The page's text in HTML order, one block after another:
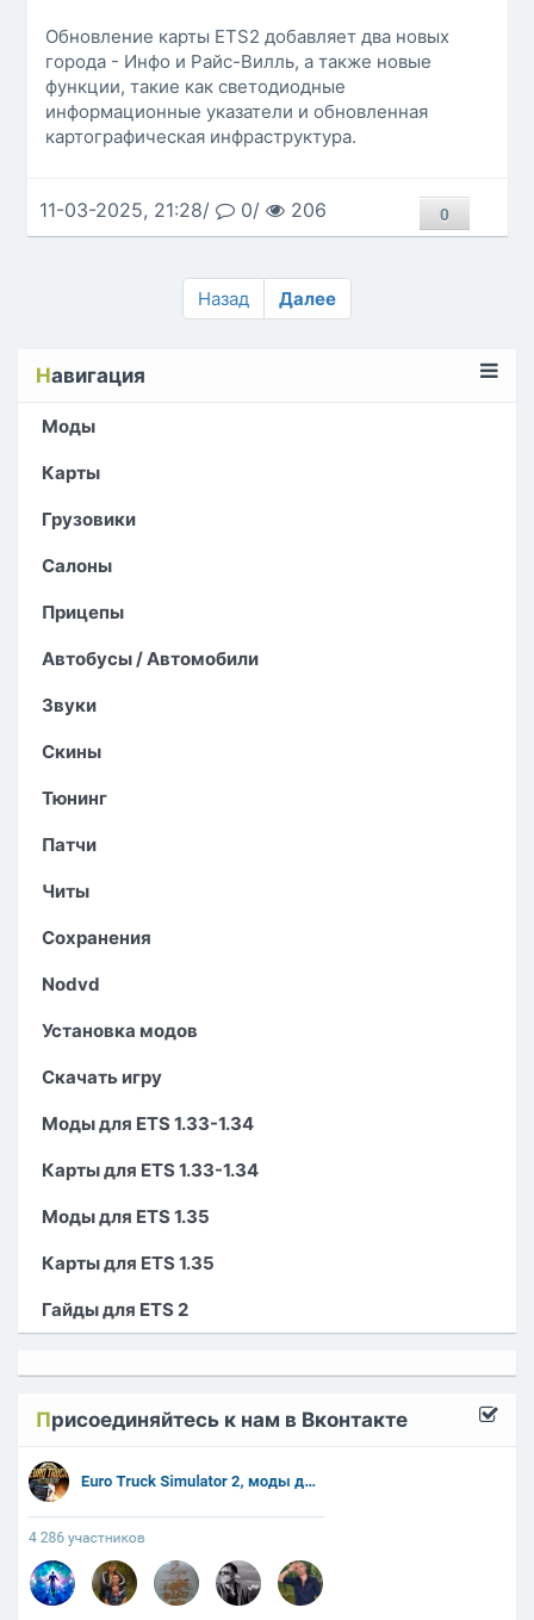
Обновление карты ETS2 добавляет два новых
города - Инфо и Райс-Вилль, а также новые
функции, такие как светодиодные
информационные указатели и обновленная
картографическая инфраструктура.
11-03-2025, 21:28/ 0/ 206 0
Назад Далее
Навигация
Моды
Карты
Грузовики
Салоны
Прицепы
Автобусы / Автомобили
Звуки
Скины
Тюнинг
Патчи
Читы
Сохранения
Nodvd
Установка модов
Скачать игру
Моды для ETS 1.33-1.34
Карты для ETS 1.33-1.34
Моды для ETS 1.35
Карты для ETS 1.35
Гайды для ETS 2
Присоединяйтесь к нам в Вконтакте